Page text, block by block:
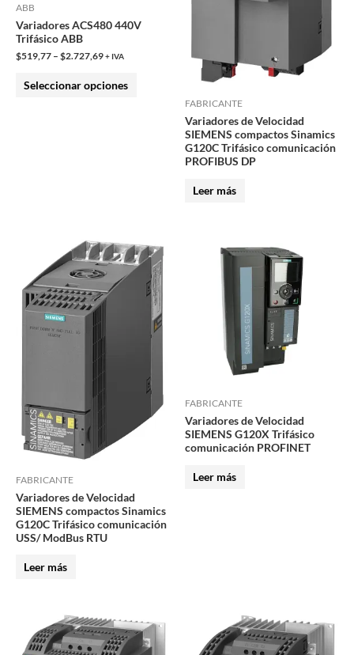
ABB
Variadores ACS480 440V
Trifásico ABB
$519,77 – $2.727,69+ IVA
Seleccionar opciones
elegir
FABRICANTE
Variadores de Velocidad
SIEMENS compactos Sinamics
G120C Trifásico comunicación
PROFIBUS DP
Leer más
FABRICANTE
Variadores de Velocidad
SIEMENS compactos Sinamics
G120C Trifásico comunicación
USS/ ModBus RTU
Leer más
FABRICANTE
Variadores de Velocidad
SIEMENS G120X Trifásico
comunicación PROFINET
Leer más